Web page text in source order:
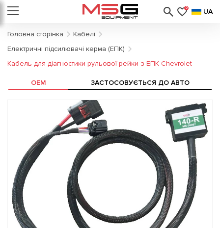
0 UA
Головна сторінка
Кабелі
Електричні підсилювачі керма (ЕПК)
Кабель для діагностики рульової рейки з ЕПК Chevrolet
OEM ЗАСТОСОВУЄТЬСЯ ДО АВТО